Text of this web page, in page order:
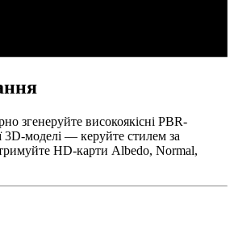
згенеруйте високоякісні PBR-
3D-моделі — керуйте стилем за
HD-карти Albedo, Normal,